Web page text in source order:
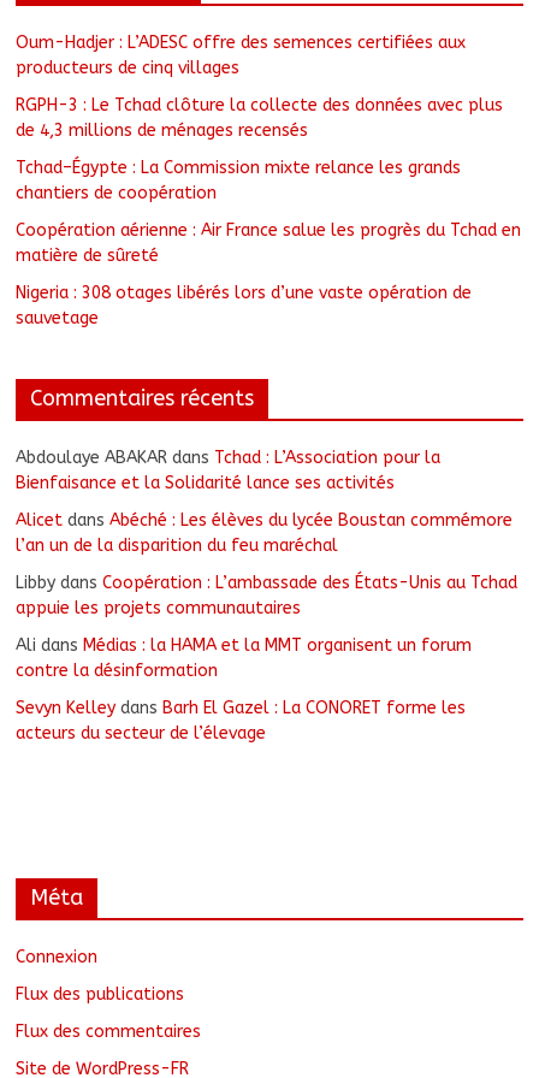
Oum-Hadjer : L’ADESC offre des semences certifiées aux
producteurs de cinq villages
RGPH-3 : Le Tchad clôture la collecte des données avec plus
de 4,3 millions de ménages recensés
Tchad–Égypte : La Commission mixte relance les grands
chantiers de coopération
Coopération aérienne : Air France salue les progrès du Tchad en
matière de sûreté
Nigeria : 308 otages libérés lors d’une vaste opération de
sauvetage
Commentaires récents
Abdoulaye ABAKAR dans Tchad : L’Association pour la
Bienfaisance et la Solidarité lance ses activités
Alicet dansAbéché : Les élèves du lycée Boustan commémore
l’an un de la disparition du feu maréchal
Libby dansCoopération : L’ambassade des États-Unis au Tchad
appuie les projets communautaires
Ali dans Médias : la HAMA et la MMT organisent un forum
contre la désinformation
Sevyn Kelley dans Barh El Gazel : La CONORET forme les
acteurs du secteur de l’élevage
Méta
Connexion
Flux des publications
Flux des commentaires
Site de WordPress-FR